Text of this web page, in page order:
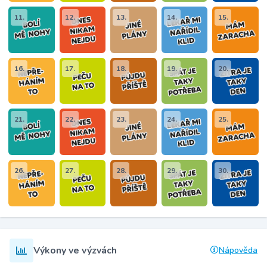
11. 12. 13. 14. 15.
16. 17. 18. 19. 20.
21. 22. 23. 24. 25.
26. 27. 28. 29. 30.
Výkony ve výzvách Nápověda